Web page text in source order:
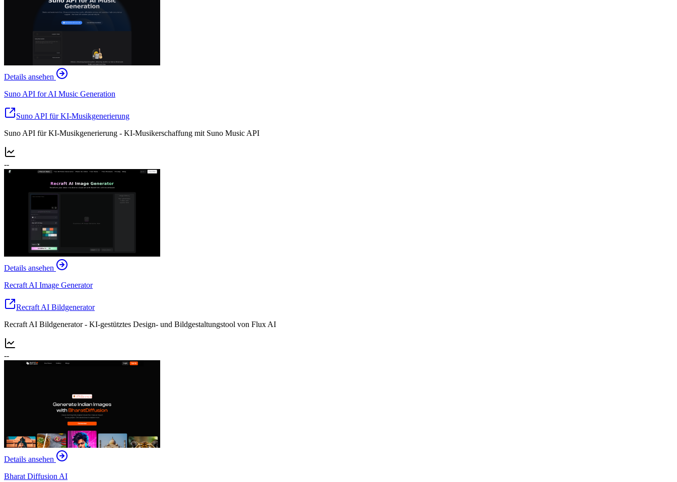
Details ansehen
Suno API for AI Music Generation
Suno API für KI-Musikgenerierung
Suno API für KI-Musikgenerierung - KI-Musikerschaffung mit Suno Music API
--
Details ansehen
Recraft AI Image Generator
Recraft AI Bildgenerator
Recraft AI Bildgenerator - KI-gestütztes Design- und Bildgestaltungstool von Flux AI
--
Details ansehen
Bharat Diffusion AI